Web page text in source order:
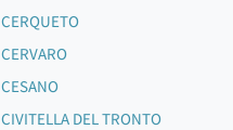
CERQUETO
CERVARO
CESANO
CIVITELLA DEL TRONTO